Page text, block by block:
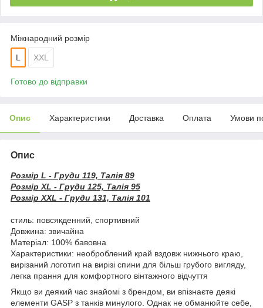
Міжнародний розмір
L XXL
Готово до відправки
Опис Характеристики Доставка Оплата Умови
Опис
Розмір L - Груди 119, Талія 89
Розмір XL - Груди 125, Талія 95
Розмір XXL - Груди 131, Талія 101
стиль: повсякденний, спортивний
Довжина: звичайна
Матеріал: 100% бавовна
Характеристики: необроблений край вздовж нижнього краю,
вирізаний логотип на вирізі спини для більш грубого вигляду,
легка прання для комфортного вінтажного відчуття
Якщо ви деякий час знайомі з брендом, ви впізнаєте деякі
елементи GASP з танків минулого. Однак не обманюйте себе,